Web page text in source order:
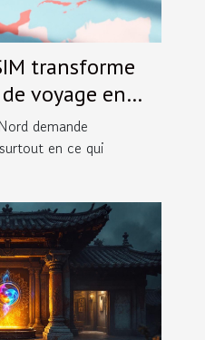
transforme
voyage en
?demande
en ce qui